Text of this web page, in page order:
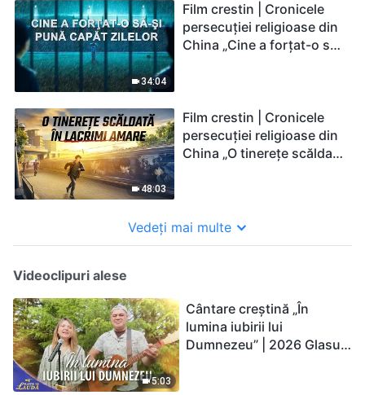
34:04
Film crestin | Cronicele
persecuției religioase din
China „Cine a forțat-o să-
48:03
Film crestin | Cronicele
persecuției religioase din
China „O tinereţe scăldată
Vedeți mai multe
Videoclipuri alese
5:03
Cântare creștină „În
lumina iubirii lui
Dumnezeu” | 2026 Glasuri